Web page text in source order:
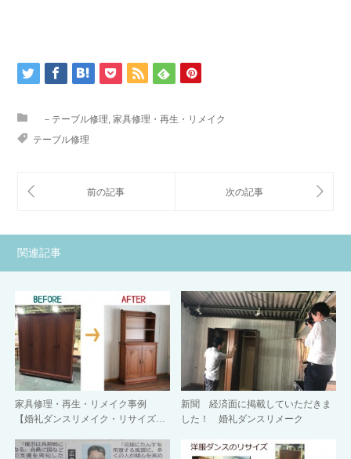
－テーブル修理, 家具修理・再生・リメイク
テーブル修理
関連記事
家具修理・再生・リメイク事例
【婚礼ダンスリメイク・リサイズ…
新聞 経済面に掲載していただきま
した！ 婚礼ダンスリメーク